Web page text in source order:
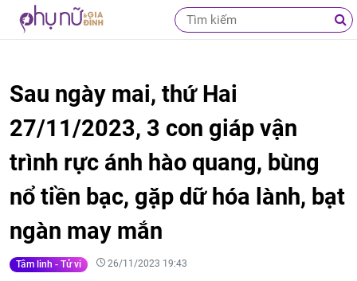
Sau ngày mai, thứ Hai
27/11/2023, 3 con giáp vận
trình rực ánh hào quang, bùng
nổ tiền bạc, gặp dữ hóa lành, bạt
ngàn may mắn
Tâm linh - Tử vi 26/11/2023 19:43